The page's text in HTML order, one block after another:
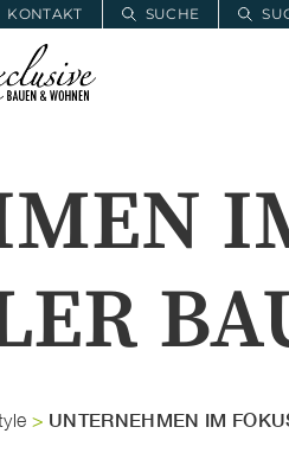
KONTAKT SUCHE
BAUWOHNSERVICE
> UNTERNEHMEN IM